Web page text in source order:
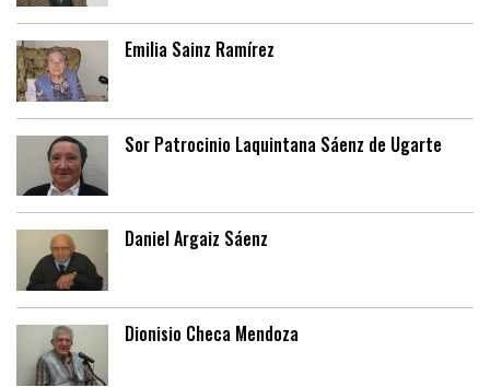
Emilia Sainz Ramírez
Sor Patrocinio Laquintana Sáenz de Ugarte
Daniel Argaiz Sáenz
Dionisio Checa Mendoza